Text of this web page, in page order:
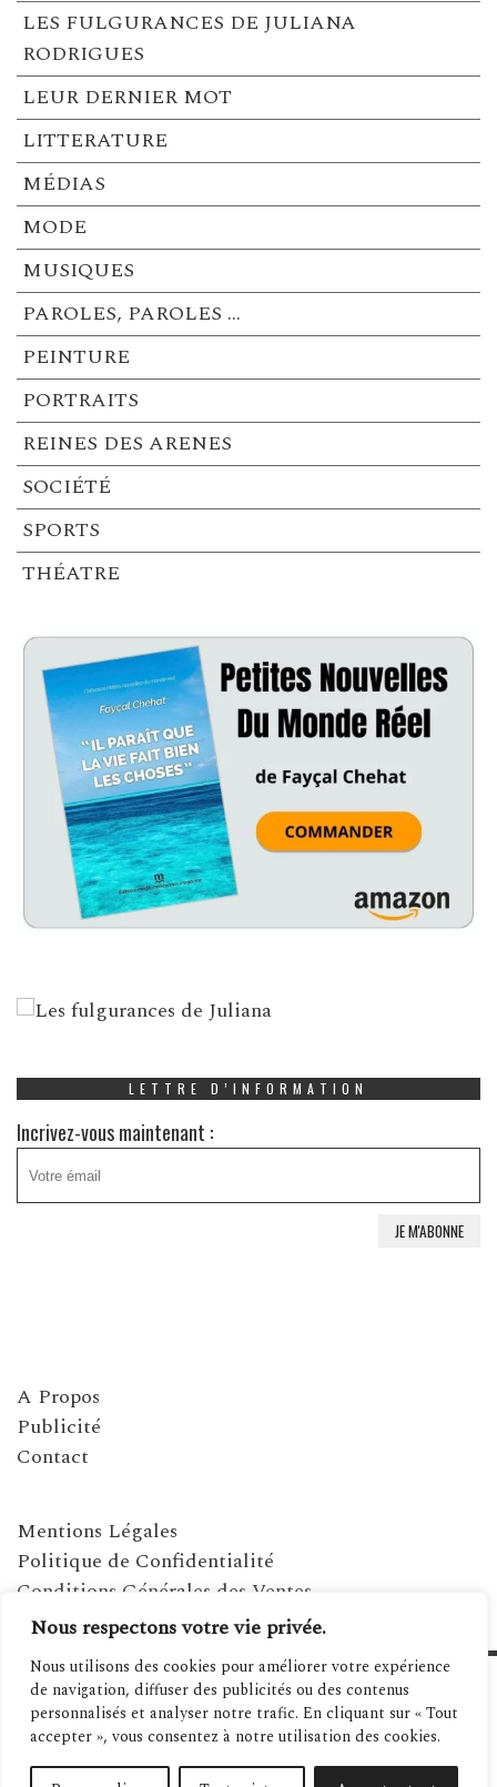
Nous respectons votre vie privée.
Nous utilisons des cookies pour améliorer votre expérience
de navigation, diffuser des publicités ou des contenus
personnalisés et analyser notre trafic. En cliquant sur « Tout
accepter », vous consentez à notre utilisation des cookies.
LES FULGURANCES DE JULIANA
RODRIGUES
LEUR DERNIER MOT
LITTERATURE
MÉDIAS
MODE
MUSIQUES
PAROLES, PAROLES …
PEINTURE
PORTRAITS
REINES DES ARENES
SOCIÉTÉ
SPORTS
THÉATRE
LETTRE D’INFORMATION
Incrivez-vous maintenant :
A Propos
Publicité
Contact
Mentions Légales
Politique de Confidentialité
Conditions Générales des Ventes